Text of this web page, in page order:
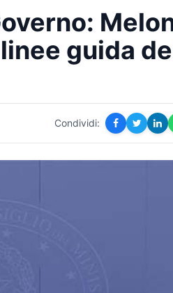
guida
Condividi: